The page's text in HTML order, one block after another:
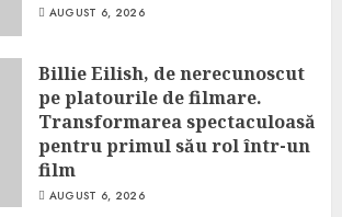
AUGUST 6, 2026
Billie Eilish, de nerecunoscut
pe platourile de filmare.
Transformarea spectaculoasă
pentru primul său rol într-un
film
AUGUST 6, 2026